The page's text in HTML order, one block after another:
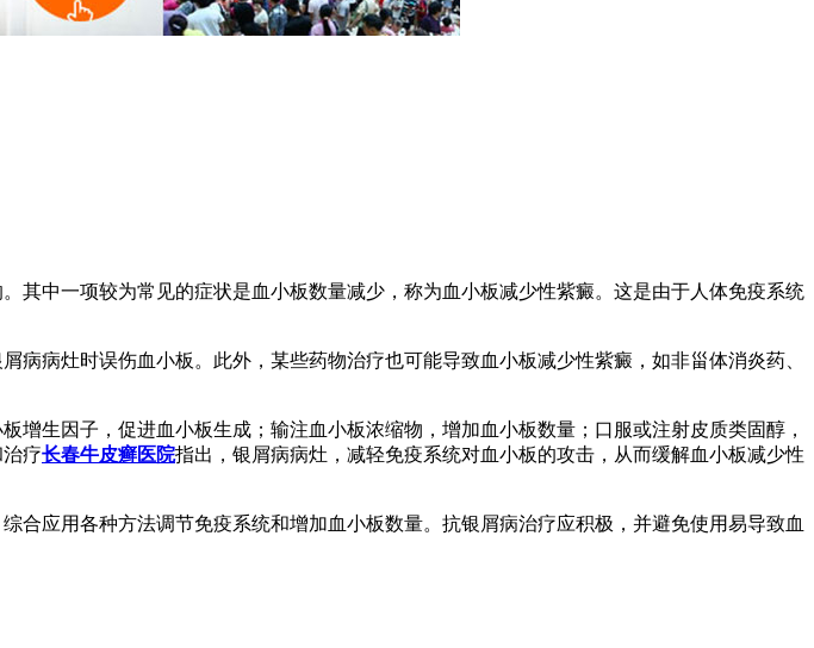
其中一项较为常见的症状是血小板数量减少，称为血小板减少性紫癜。这是由于人体免疫系统
病灶时误伤血小板。此外，某些药物治疗也可能导致血小板减少性紫癜，如非甾体消炎药、
生因子，促进血小板生成；输注血小板浓缩物，增加血小板数量；口服或注射皮质类固醇，
疗长春牛皮癣医院指出，银屑病病灶，减轻免疫系统对血小板的攻击，从而缓解血小板减少性
应用各种方法调节免疫系统和增加血小板数量。抗银屑病治疗应积极，并避免使用易导致血